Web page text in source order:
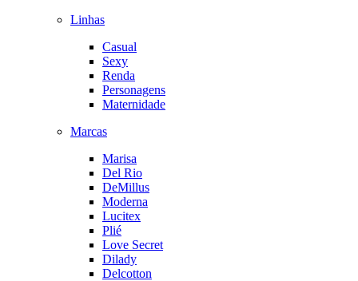
Linhas
Casual
Sexy
Renda
Personagens
Maternidade
Marcas
Marisa
Del Rio
DeMillus
Moderna
Lucitex
Plié
Love Secret
Dilady
Delcotton